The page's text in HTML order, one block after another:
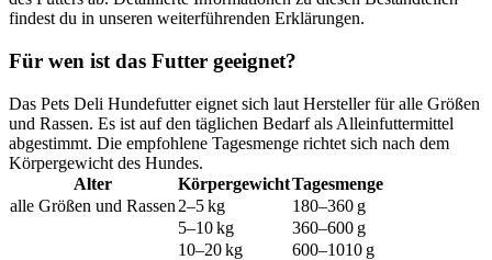
findest du in unseren weiterführenden Erklärungen.
Für wen ist das Futter geeignet?
Das Pets Deli Hundefutter eignet sich laut Hersteller für alle Größen
und Rassen. Es ist auf den täglichen Bedarf als Alleinfuttermittel
abgestimmt. Die empfohlene Tagesmenge richtet sich nach dem
Körpergewicht des Hundes.
Alter
KörpergewichtTagesmenge
alle Größen und Rassen 2–5 kg
180–360 g
5–10 kg
360–600 g
10–20 kg
600–1010 g